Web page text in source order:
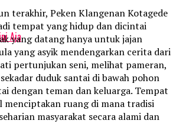
Aja
terakhir, Peken Klangenan Kotagede
tempat yang hidup dan dicintai
yang datang hanya untuk jajan
yang asyik mendengarkan cerita dari
pertunjukan seni, melihat pameran,
duduk santai di bawah pohon
dengan teman dan keluarga. Tempat
menciptakan ruang di mana tradisi
masyarakat secara alami dan